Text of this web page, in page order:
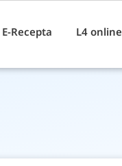
E-Recepta L4 online